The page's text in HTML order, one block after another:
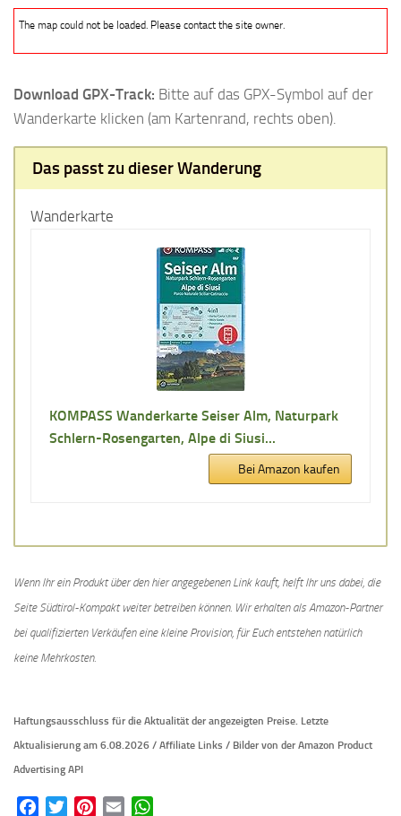
The map could not be loaded. Please contact the site owner.
Download GPX-Track: Bitte auf das GPX-Symbol auf der
Wanderkarte klicken (am Kartenrand, rechts oben).
Das passt zu dieser Wanderung
Wanderkarte
KOMPASS Wanderkarte Seiser Alm, Naturpark
Schlern-Rosengarten, Alpe di Siusi...
Bei Amazon kaufen
Wenn Ihr ein Produkt über den hier angegebenen Link kauft, helft Ihr uns dabei, die
Seite Südtirol-Kompakt weiter betreiben können. Wir erhalten als Amazon-Partner
bei qualifizierten Verkäufen eine kleine Provision, für Euch entstehen natürlich
keine Mehrkosten.
Haftungsausschluss für die Aktualität der angezeigten Preise. Letzte
Aktualisierung am 6.08.2026 / Affiliate Links / Bilder von der Amazon Product
Advertising API
FacebookTwitterPinterest
Email